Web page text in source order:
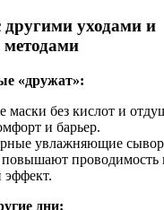
другими уходами и
«дружат»:
без кислот и
и барьер.
увлажняющие
проводимость
эффект.
дни: